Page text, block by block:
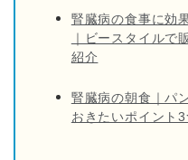
腎臓病の食事に効
｜ビースタイルで
紹介
腎臓病の朝食｜パ
おきたいポイント